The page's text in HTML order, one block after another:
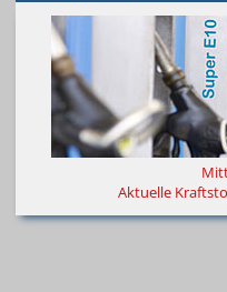
Aktuelle